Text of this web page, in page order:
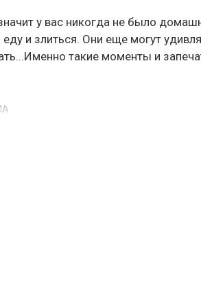
у вас никогда не было
и злиться. Они еще могут
такие моменты и